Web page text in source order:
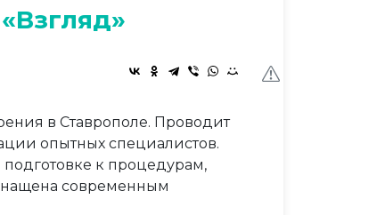
в Ставрополе. Проводит
опытных специалистов.
к процедурам,
современным